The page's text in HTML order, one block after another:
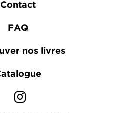
Contact
FAQ
nos livres